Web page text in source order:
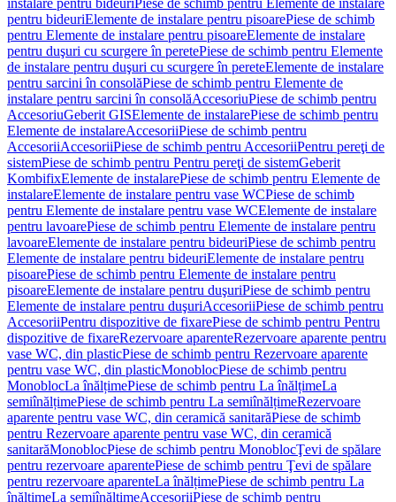
instalare pentru bideuriPiese de schimb pentru Elemente de instalare
pentru bideuriElemente de instalare pentru pisoarePiese de schimb
pentru Elemente de instalare pentru pisoareElemente de instalare
pentru duşuri cu scurgere în peretePiese de schimb pentru Elemente
de instalare pentru duşuri cu scurgere în pereteElemente de instalare
pentru sarcini în consolăPiese de schimb pentru Elemente de
instalare pentru sarcini în consolăAccesoriuPiese de schimb pentru
AccesoriuGeberit GISElemente de instalarePiese de schimb pentru
Elemente de instalareAccesoriiPiese de schimb pentru
AccesoriiAccesoriiPiese de schimb pentru AccesoriiPentru pereţi de
sistemPiese de schimb pentru Pentru pereţi de sistemGeberit
KombifixElemente de instalarePiese de schimb pentru Elemente de
instalareElemente de instalare pentru vase WCPiese de schimb
pentru Elemente de instalare pentru vase WCElemente de instalare
pentru lavoarePiese de schimb pentru Elemente de instalare pentru
lavoareElemente de instalare pentru bideuriPiese de schimb pentru
Elemente de instalare pentru bideuriElemente de instalare pentru
pisoarePiese de schimb pentru Elemente de instalare pentru
pisoareElemente de instalare pentru duşuriPiese de schimb pentru
Elemente de instalare pentru duşuriAccesoriiPiese de schimb pentru
AccesoriiPentru dispozitive de fixarePiese de schimb pentru Pentru
dispozitive de fixareRezervoare aparenteRezervoare aparente pentru
vase WC, din plasticPiese de schimb pentru Rezervoare aparente
pentru vase WC, din plasticMonoblocPiese de schimb pentru
MonoblocLa înălțimePiese de schimb pentru La înălțimeLa
semiînălțimePiese de schimb pentru La semiînălțimeRezervoare
aparente pentru vase WC, din ceramică sanitarăPiese de schimb
pentru Rezervoare aparente pentru vase WC, din ceramică
sanitarăMonoblocPiese de schimb pentru MonoblocŢevi de spălare
pentru rezervoare aparentePiese de schimb pentru Ţevi de spălare
pentru rezervoare aparenteLa înălțimePiese de schimb pentru La
înălțimeLa semiînălțimeAccesoriiPiese de schimb pentru